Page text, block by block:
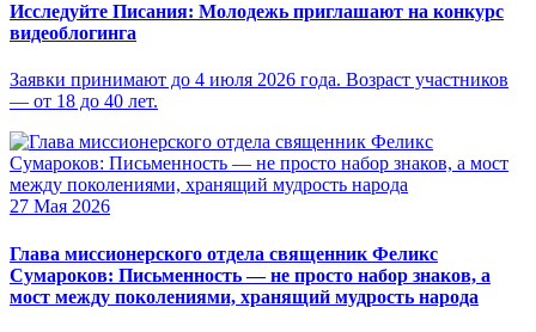
Исследуйте Писания: Молодежь приглашают на конкурс
видеоблогинга
Заявки принимают до 4 июля 2026 года. Возраст участников
— от 18 до 40 лет.
27 Мая 2026
Глава миссионерского отдела священник Феликс
Сумароков: Письменность — не просто набор знаков, а
мост между поколениями, хранящий мудрость народа